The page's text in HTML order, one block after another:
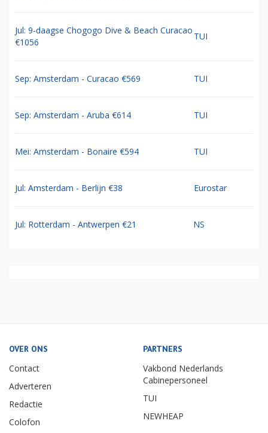
Jul: 9-daagse Chogogo Dive & Beach Curacao
€1056
TUI
Sep: Amsterdam - Curacao €569 TUI
Sep: Amsterdam - Aruba €614 TUI
Mei: Amsterdam - Bonaire €594 TUI
Jul: Amsterdam - Berlijn €38 Eurostar
Jul: Rotterdam - Antwerpen €21 NS
OVER ONS
Contact
Adverteren
Redactie
Colofon
PARTNERS
Vakbond Nederlands
Cabinepersoneel
TUI
NEWHEAP